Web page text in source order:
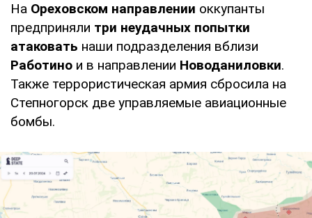
На Ореховском направлении оккупанты
предприняли три неудачных попытки
атаковать наши подразделения вблизи
Работино и в направлении Новоданиловки.
Также террористическая армия сбросила на
Степногорск две управляемые авиационные
бомбы.